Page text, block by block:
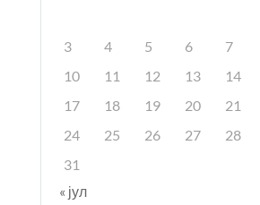
3
4 5 6 7
10
11 12 13 14
17
18 19 20 21
24
25 26 27 28
31
« јул